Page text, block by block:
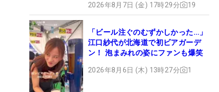
2026年8月7日 (金) 17時29分 19
「ビール注ぐのむずかしかった…」
江口紗代が北海道で初ビアガーデ
ン！ 泡まみれの姿にファンも爆笑
2026年8月6日 (木) 13時27分 1